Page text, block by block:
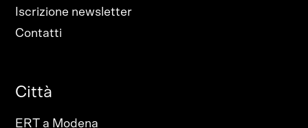
Iscrizione newsletter
Contatti
Città
ERT a Modena